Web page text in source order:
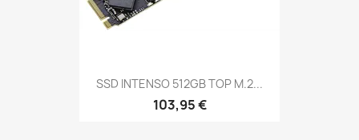
SSD INTENSO 512GB TOP M.2...
103,95 €